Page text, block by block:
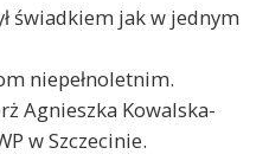
świadkiem jak w jednym
niepełnoletnim.
Agnieszka Kowalska-
w Szczecinie.